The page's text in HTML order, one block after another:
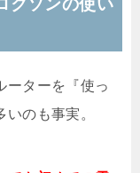
クソンの使い
ーターを『使っ
のも事実。